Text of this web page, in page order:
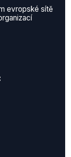
evropské sítě